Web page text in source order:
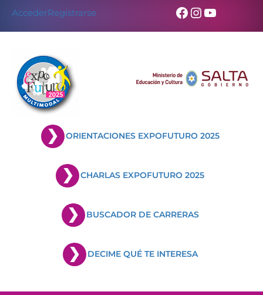
content
AccederRegistrarse Facebook
Instagram
YouTube
ORIENTACIONES EXPOFUTURO 2025
CHARLAS EXPOFUTURO 2025
BUSCADOR DE CARRERAS
DECIME QUÉ TE INTERESA